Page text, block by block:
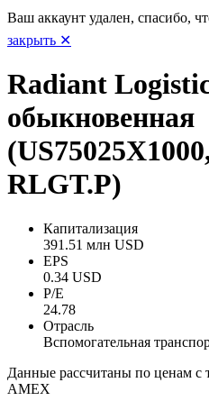
Ваш аккаунт удален, спасибо,
закрыть ✕
Radiant
обыкновенная
RLGT.P)
Капитализация
391.51 млн USD
EPS
0.34 USD
P/E
24.78
Отрасль
Вспомогательная
Данные рассчитаны по ценам
AMEX